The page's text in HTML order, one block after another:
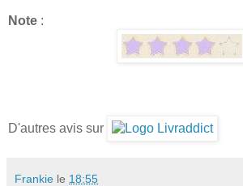
Note :
D'autres avis sur
Frankie le 18:55